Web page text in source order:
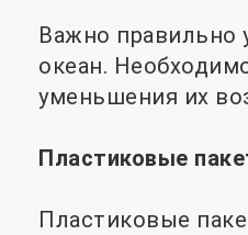
Важно правильно
океан.
уменьшения их
Пластиковые
Пластиковые